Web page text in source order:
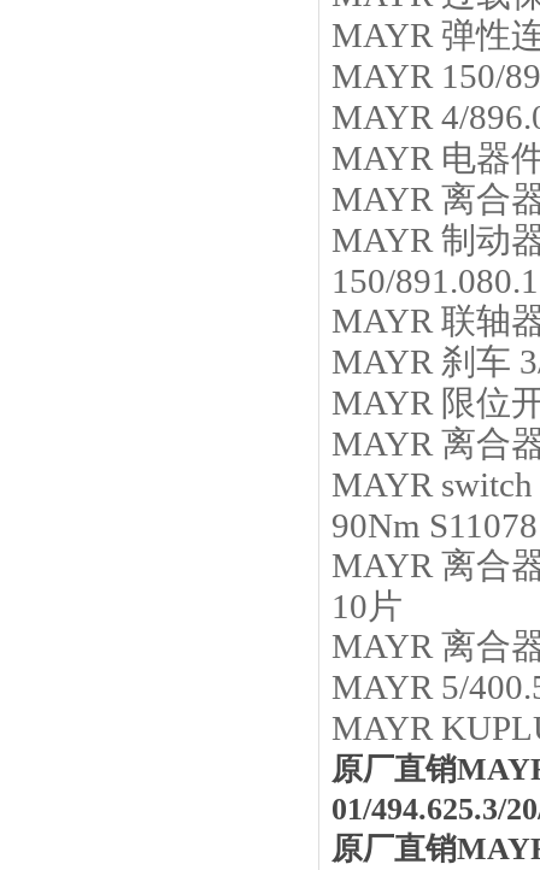
MAYR 弹性
MAYR 150/
MAYR 4/
MAYR 电器
MAYR 离合
MAYR 制动
150/
MAYR 联轴
MAYR 刹车
MAYR 限位
MAYR 离合
MAYR switch
90Nm
MAYR 离合
10片
MAYR 离合
MAYR 5/
MAYR
原厂直销
01/494.625.3/
原厂直销